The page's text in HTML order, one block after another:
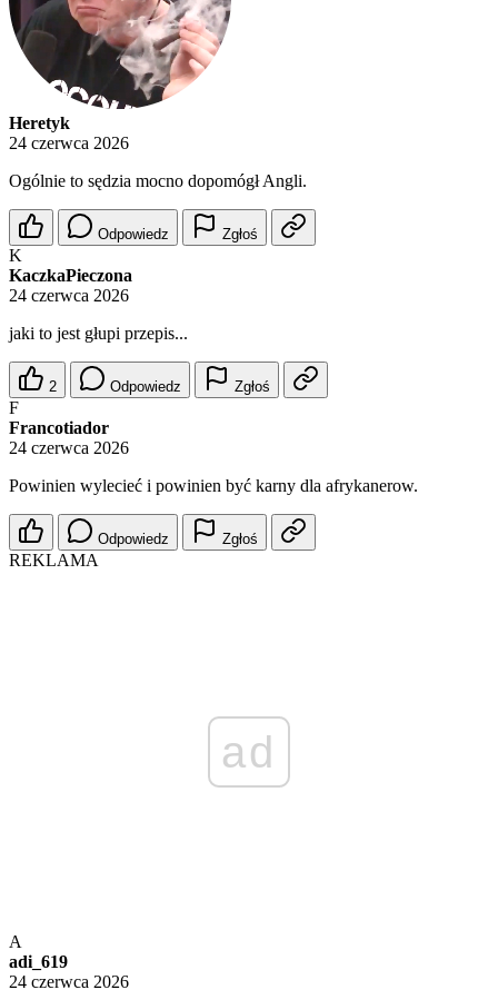
Heretyk
24 czerwca 2026
Ogólnie to sędzia mocno dopomógł Angli.
Odpowiedz Zgłoś
K
KaczkaPieczona
24 czerwca 2026
jaki to jest głupi przepis...
2 Odpowiedz Zgłoś
F
Francotiador
24 czerwca 2026
Powinien wylecieć i powinien być karny dla afrykanerow.
Odpowiedz Zgłoś
REKLAMA
ad
A
adi_619
24 czerwca 2026